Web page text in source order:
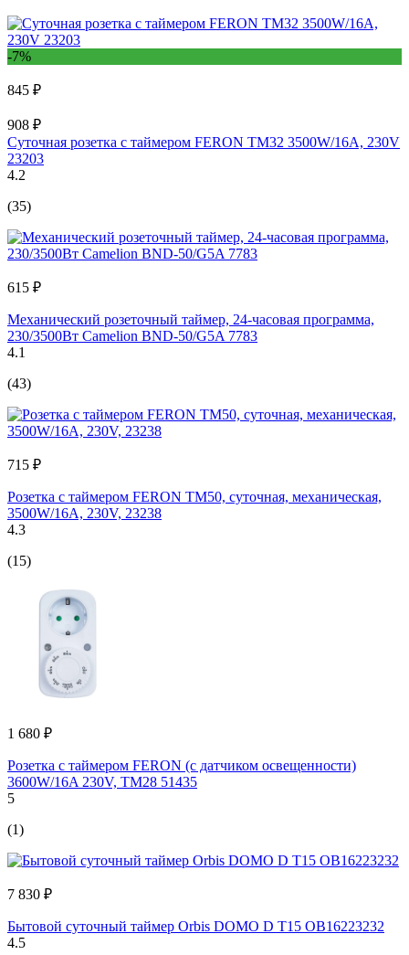
-7%
845 ₽
908 ₽
Суточная розетка с таймером FERON ТМ32 3500W/16A, 230V
23203
4.2
(35)
615 ₽
Механический розеточный таймер, 24-часовая программа,
230/3500Вт Camelion BND-50/G5A 7783
4.1
(43)
715 ₽
Розетка с таймером FERON TM50, суточная, механическая,
3500W/16A, 230V, 23238
4.3
(15)
1 680 ₽
Розетка с таймером FERON (с датчиком освещенности)
3600W/16A 230V, TM28 51435
5
(1)
7 830 ₽
Бытовой суточный таймер Orbis DOMO D T15 OB16223232
4.5